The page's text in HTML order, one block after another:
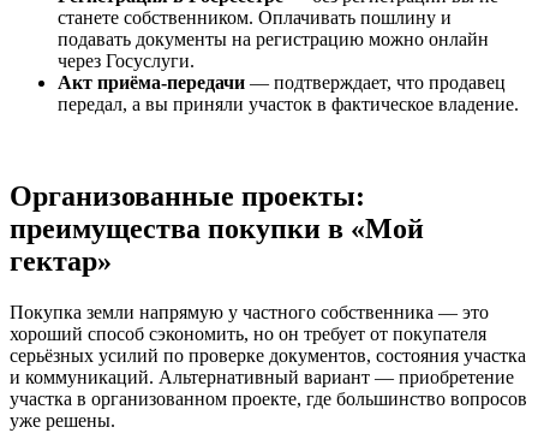
станете собственником. Оплачивать пошлину и
подавать документы на регистрацию можно онлайн
через Госуслуги.
Акт приёма-передачи — подтверждает, что продавец
передал, а вы приняли участок в фактическое владение.
Организованные проекты:
преимущества покупки в «Мой
гектар»
Покупка земли напрямую у частного собственника — это
хороший способ сэкономить, но он требует от покупателя
серьёзных усилий по проверке документов, состояния участка
и коммуникаций. Альтернативный вариант — приобретение
участка в организованном проекте, где большинство вопросов
уже решены.